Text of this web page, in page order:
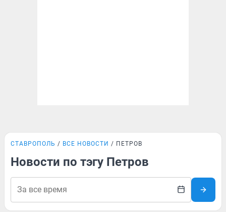
СТАВРОПОЛЬ ВСЕ НОВОСТИ ПЕТРОВ
Новости по тэгу Петров